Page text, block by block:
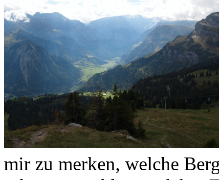
mir zu merken, welche